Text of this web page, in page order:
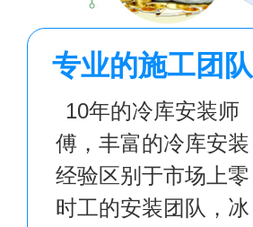
专业的施工团队
10年的冷库安装师
傅，丰富的冷库安装
经验区别于市场上零
时工的安装团队，冰